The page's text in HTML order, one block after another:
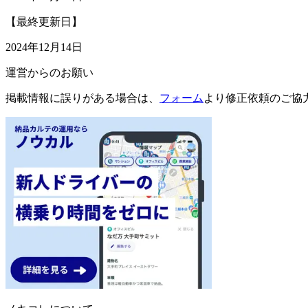
【最終更新日】
2024年12月14日
運営からのお願い
掲載情報に誤りがある場合は、 フォーム より修正依頼のご協